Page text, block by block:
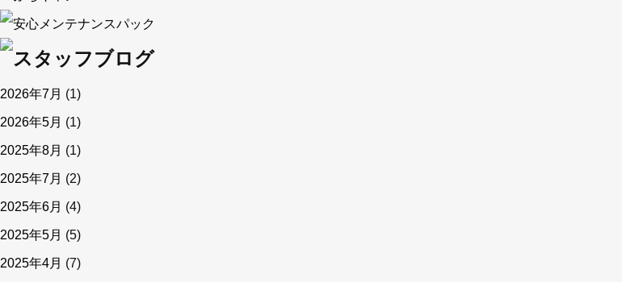
2026年7月 (1)
2026年5月 (1)
2025年8月 (1)
2025年7月 (2)
2025年6月 (4)
2025年5月 (5)
2025年4月 (7)